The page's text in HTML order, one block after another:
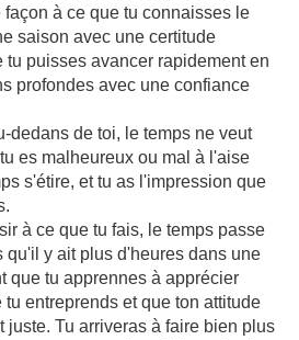
façon à ce que tu connaisses le
saison avec une certitude
tu puisses avancer rapidement en
profondes avec une confiance
dedans de toi, le temps ne veut
es malheureux ou mal à l'aise
s'étire, et tu as l'impression que
à ce que tu fais, le temps passe
qu'il y ait plus d'heures dans une
que tu apprennes à apprécier
entreprends et que ton attitude
juste. Tu arriveras à faire bien plus